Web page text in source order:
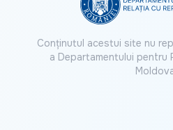
Conținutul acestui site nu
a Departamentului pentru